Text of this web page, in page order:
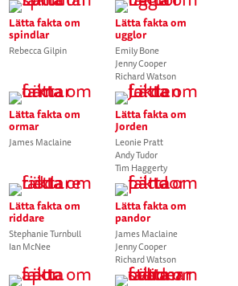
Lätta fakta om
spindlar
Rebecca Gilpin
Lätta fakta om
ugglor
Emily Bone
Jenny Cooper
Richard Watson
Lätta fakta om
ormar
James Maclaine
Lätta fakta om
Jorden
Leonie Pratt
Andy Tudor
Tim Haggerty
Lätta fakta om
riddare
Stephanie Turnbull
Ian McNee
Lätta fakta om
pandor
James Maclaine
Jenny Cooper
Richard Watson